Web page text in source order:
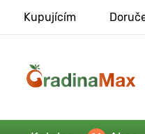
Kupujícím